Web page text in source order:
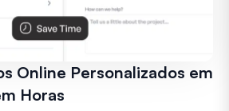
Online Personalizados em
Horas